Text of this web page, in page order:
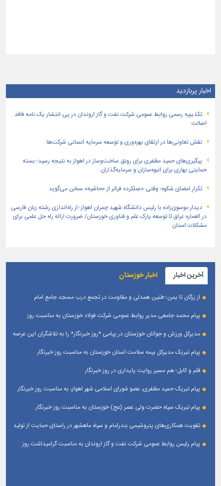
اخبار پربازدید
تكذیبیه رسمی روابط عمومی شركت نفت و گاز اروندان در پی انتشار یک نامه فاقد
اصالت
نقش تعاونی‌ها در ارتقای بهره‌وری و توسعه سرمایه انسانی شرکت‌ها
پیگیری‌های حمید مظفری برای رونق ساخت‌وساز در اهواز به نتیجه رسید؛ بسته
حمایتی بهاری برای انبوه‌سازان و سرمایه‌گذاران
تکرارِ امضای شکوه؛ وقتی «عملکرد» فراتر از «حاشیه» سخن می‌گوید
دیدار موسوی‌زاده با رئیس دانشگاه شهید چمران اهواز؛ از راه‌اندازی رشته زبان فارسی
در العماره عراق تا توسعه پارک علم و فناوری خوزستان/ ضرورت ارائه راه حل علمی برای
مشکلات استان
آخرین اخبار اخبار خوزستان
از زرگان تا یمن؛ طنین همدلی و مقاومت در تجمع درب مسجد جامع امام
پیام محمد جامعی مدیر روابط عمومی شرکت فولاد خوزستان به مناسبت روز
مدیرکل ورزش و جوانان خوزستان در پیامی *روز خبرنگار* را به تلاشگران این عرصه
پیام تبریک مدیرکل بیمه سلامت استان خوزستان به مناسبت روز خبرنگار
قلم و کابل؛ هم مسیر روایت پایداری در روز خبرنگار
پیام تبریک حمید مظفری، عضو شورای اسلامی شهر اهواز، به مناسبت روز خبرنگار
پیام تبریک سپاه حضرت ولی عصر (عج) خوزستان به مناسبت روز خبرنگار
تقویت همکاری‌های پتروشیمی بندرامام و سپاه ماهشهر در راستای حمایت از تولید
پیام رئیس روابط عمومی شركت نفت و گاز اروندان به مناسبت گرامیداشت روز